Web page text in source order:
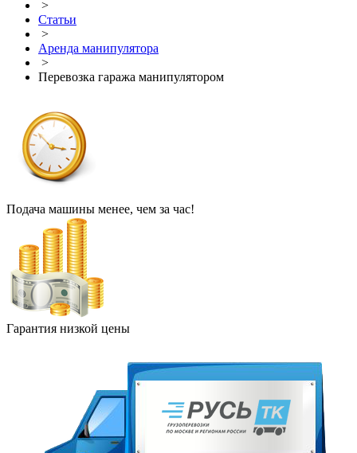
>
Статьи
>
Аренда манипулятора
>
Перевозка гаража манипулятором
Подача машины менее, чем за час!
Гарантия низкой цены